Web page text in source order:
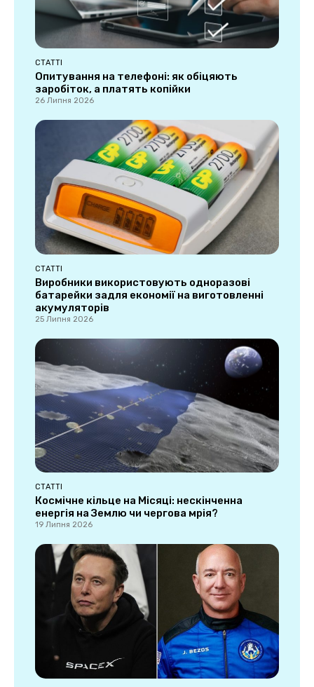
СТАТТІ
Опитування на телефоні: як обіцяють
заробіток, а платять копійки
26 Липня 2026
СТАТТІ
Виробники використовують одноразові
батарейки задля економії на виготовленні
акумуляторів
25 Липня 2026
СТАТТІ
Космічне кільце на Місяці: нескінченна
енергія на Землю чи чергова мрія?
19 Липня 2026